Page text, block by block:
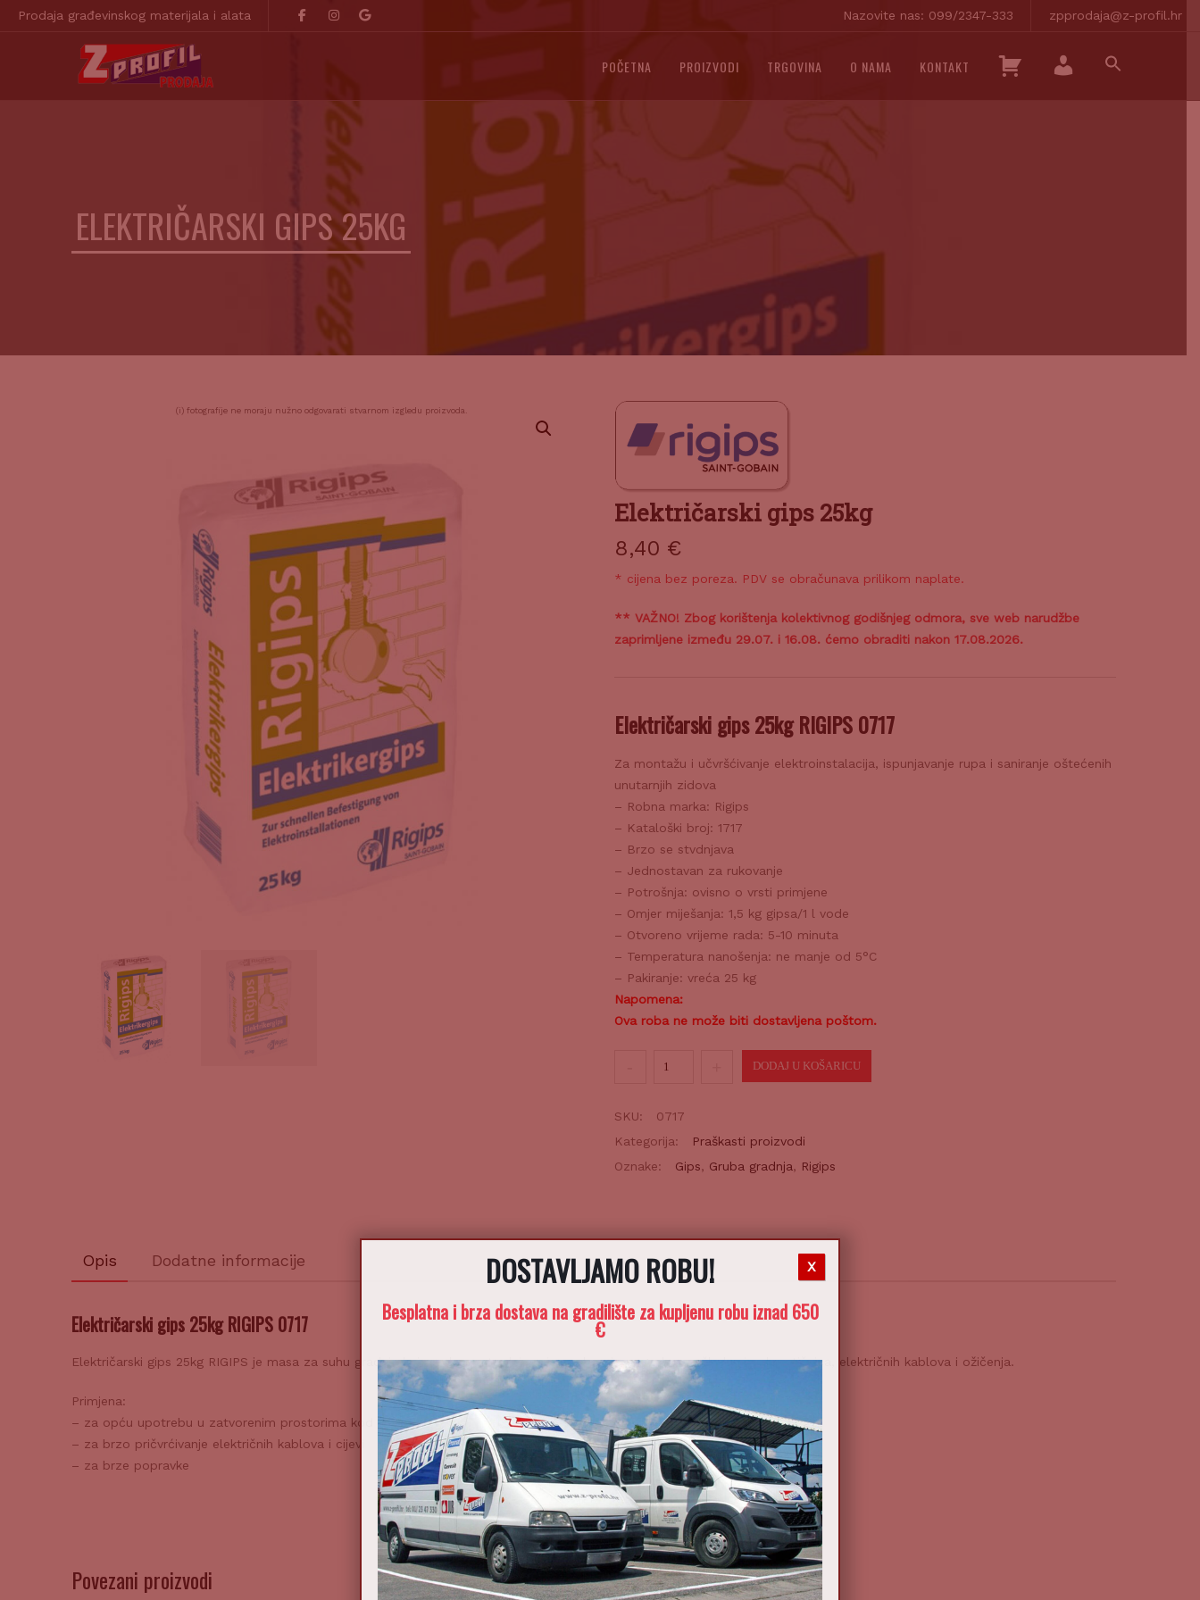
Prodaja građevinskog materijala i alata Nazovite nas: 099/2347-333 zpprodaja@z-profil.hr
POČETNA PROIZVODI TRGOVINA O NAMA KONTAKT
ELEKTRIČARSKI GIPS 25KG
(i) fotografije ne moraju nužno odgovarati stvarnom izgledu proizvoda.
Električarski gips 25kg
8,40 €
* cijena bez poreza. PDV se obračunava prilikom naplate.
** VAŽNO! Zbog korištenja kolektivnog godišnjeg odmora, sve web narudžbe
zaprimljene između 29.07. i 16.08. ćemo obraditi nakon 17.08.2026.
Električarski gips 25kg RIGIPS 0717
Za montažu i učvršćivanje elektroinstalacija, ispunjavanje rupa i saniranje oštećenih
unutarnjih zidova
– Robna marka: Rigips
– Kataloški broj: 1717
– Brzo se stvdnjava
– Jednostavan za rukovanje
– Potrošnja: ovisno o vrsti primjene
– Omjer miješanja: 1,5 kg gipsa/1 l vode
– Otvoreno vrijeme rada: 5-10 minuta
– Temperatura nanošenja: ne manje od 5°C
– Pakiranje: vreća 25 kg
Napomena:
Ova roba ne može biti dostavljena poštom.
Električarski
količina
DODAJ U KOŠARICU
SKU:
0717
Kategorija:
Praškasti proizvodi
Oznake:
Gips, Gruba gradnja, Rigips
Opis Dodatne informacije
Električarski gips 25kg RIGIPS 0717
Električarski gips 25kg RIGIPS je masa za suhu gradnju koja se brzo stvrdnjava i posebno je pogodna za žbukanje oko utičnica, električnih kablova i ožičenja.
Primjena:
– za opću upotrebu u zatvorenim prostorima kod radova u suhoj gradnji
– za brzo pričvrćivanje električnih kablova i cijevi
– za brze popravke
Povezani proizvodi
DOSTAVLJAMO ROBU!
Besplatna i brza dostava na gradilište za kupljenu robu iznad 650
€
X